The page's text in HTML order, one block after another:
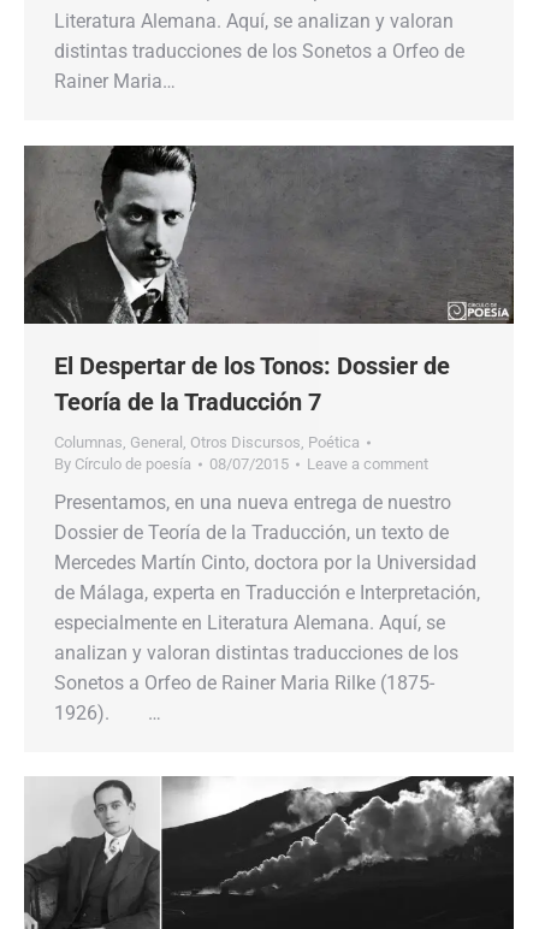
Literatura Alemana. Aquí, se analizan y valoran
distintas traducciones de los Sonetos a Orfeo de
Rainer Maria…
El Despertar de los Tonos: Dossier de
Teoría de la Traducción 7
Columnas, General , Otros Discursos, Poética
By Círculo de poesía 08/07/2015 Leave a comment
Presentamos, en una nueva entrega de nuestro
Dossier de Teoría de la Traducción, un texto de
Mercedes Martín Cinto, doctora por la Universidad
de Málaga, experta en Traducción e Interpretación,
especialmente en Literatura Alemana. Aquí, se
analizan y valoran distintas traducciones de los
Sonetos a Orfeo de Rainer Maria Rilke (1875-
1926). …